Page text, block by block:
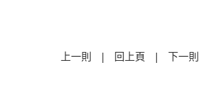
上一則 | 回上頁 | 下一則